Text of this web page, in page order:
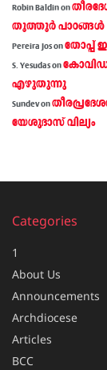
Robin Baldinon
തൂത്തൂര്‍ പാഠങ്ങൾ
Pereira Josonതോപ്പ്
S. Yesudason
എഴുതുന്നു
Sundevon
യേശുദാസ് വില്യം
Categories
1
About Us
Announcements
Archdiocese
Articles
BCC